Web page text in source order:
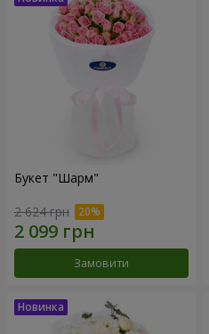
Букет "Шарм"
2 624 грн
Замовити